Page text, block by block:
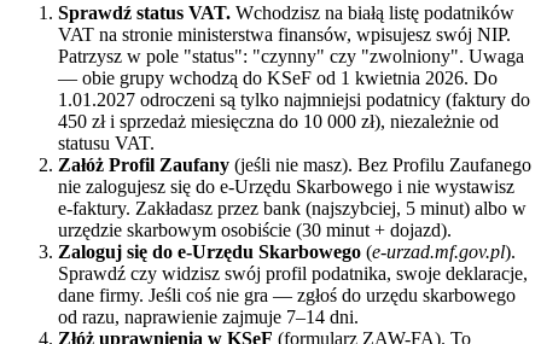
Sprawdź status VAT. Wchodzisz na białą listę podatników
VAT na stronie ministerstwa finansów, wpisujesz swój NIP.
Patrzysz w pole "status": "czynny" czy "zwolniony". Uwaga
— obie grupy wchodzą do KSeF od 1 kwietnia 2026. Do
1.01.2027 odroczeni są tylko najmniejsi podatnicy (faktury do
450 zł i sprzedaż miesięczna do 10 000 zł), niezależnie od
statusu VAT.
Załóż Profil Zaufany (jeśli nie masz). Bez Profilu Zaufanego
nie zalogujesz się do e-Urzędu Skarbowego i nie wystawisz
e-faktury. Zakładasz przez bank (najszybciej, 5 minut) albo w
urzędzie skarbowym osobiście (30 minut + dojazd).
Zaloguj się do e-Urzędu Skarbowego (e-urzad.mf.gov.pl).
Sprawdź czy widzisz swój profil podatnika, swoje deklaracje,
dane firmy. Jeśli coś nie gra — zgłoś do urzędu skarbowego
od razu, naprawienie zajmuje 7–14 dni.
Złóż uprawnienia w KSeF (formularz ZAW-FA). To